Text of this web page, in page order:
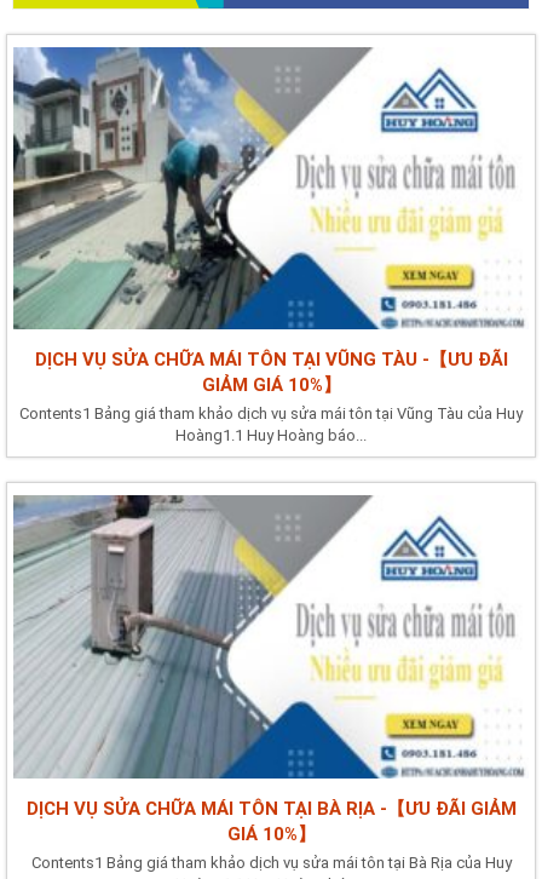
DỊCH VỤ SỬA CHỮA MÁI TÔN TẠI VŨNG TÀU -【ƯU ĐÃI
GIẢM GIÁ 10%】
Contents1 Bảng giá tham khảo dịch vụ sửa mái tôn tại Vũng Tàu của Huy
Hoàng1.1 Huy Hoàng báo...
DỊCH VỤ SỬA CHỮA MÁI TÔN TẠI BÀ RỊA -【ƯU ĐÃI GIẢM
GIÁ 10%】
Contents1 Bảng giá tham khảo dịch vụ sửa mái tôn tại Bà Rịa của Huy